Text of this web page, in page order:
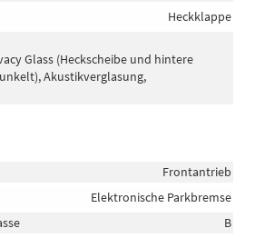
Heckklappe
Glass (Heckscheibe und hintere
Akustikverglasung,
Frontantrieb
Elektronische Parkbremse
B